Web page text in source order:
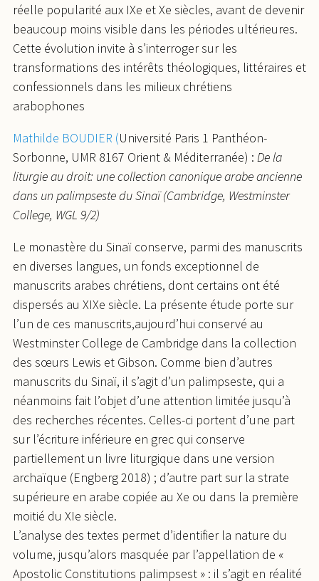
réelle popularité aux IXe et Xe siècles, avant de devenir
beaucoup moins visible dans les périodes ultérieures.
Cette évolution invite à s’interroger sur les
transformations des intérêts théologiques, littéraires et
confessionnels dans les milieux chrétiens
arabophones
Mathilde BOUDIER (Université Paris 1 Panthéon-
Sorbonne, UMR 8167 Orient & Méditerranée) : De la
liturgie au droit: une collection canonique arabe ancienne
dans un palimpseste du Sinaï (Cambridge, Westminster
College, WGL 9/2)
Le monastère du Sinaï conserve, parmi des manuscrits
en diverses langues, un fonds exceptionnel de
manuscrits arabes chrétiens, dont certains ont été
dispersés au XIXe siècle. La présente étude porte sur
l’un de ces manuscrits,aujourd’hui conservé au
Westminster College de Cambridge dans la collection
des sœurs Lewis et Gibson. Comme bien d’autres
manuscrits du Sinaï, il s’agit d’un palimpseste, qui a
néanmoins fait l’objet d’une attention limitée jusqu’à
des recherches récentes. Celles-ci portent d’une part
sur l’écriture inférieure en grec qui conserve
partiellement un livre liturgique dans une version
archaïque (Engberg 2018) ; d’autre part sur la strate
supérieure en arabe copiée au Xe ou dans la première
moitié du XIe siècle.
L’analyse des textes permet d’identifier la nature du
volume, jusqu’alors masquée par l’appellation de «
Apostolic Constitutions palimpsest » : il s’agit en réalité